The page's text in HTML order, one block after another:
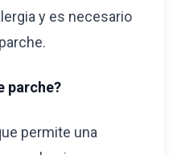
y es necesario
parche?
permite una